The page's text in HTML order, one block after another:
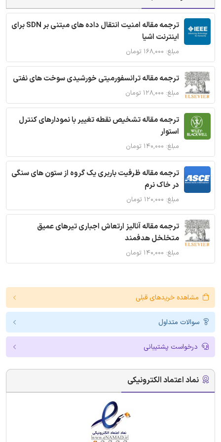
ترجمه مقاله امنیت انتقال داده های مبتنی بر SDN برای
اینترنت اشیا
مبلغ: ۱۶۸,۰۰۰ تومان
ترجمه مقاله ترانسفورمیتی خورشیدی سوخت های نفتی
مبلغ: ۱۲۸,۰۰۰ تومان
ترجمه مقاله تشخیص نقطه تغییر با نمودارهای کنترل
استوار
مبلغ: ۱۴۰,۰۰۰ تومان
ترجمه مقاله ظرفیت باربری یک گروه از ستون های سنگی
در خاک نرم
مبلغ: ۱۲۰,۰۰۰ تومان
ترجمه مقاله آنالیز ارتعاش اجباری تیرهای عمیق
متخلخل هدفمند
مبلغ: ۱۴۰,۰۰۰ تومان
مشاهده خریدهای قبلی
سوالات متداول
درخواست پشتیبانی
نماد اعتماد الکترونیکی